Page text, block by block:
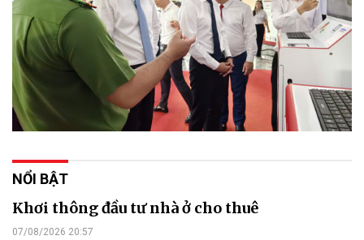
NỔI BẬT
Khơi thông đầu tư nhà ở cho thuê
07/08/2026 20:57